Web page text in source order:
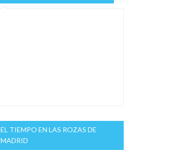
EL TIEMPO EN LAS ROZAS DE
MADRID